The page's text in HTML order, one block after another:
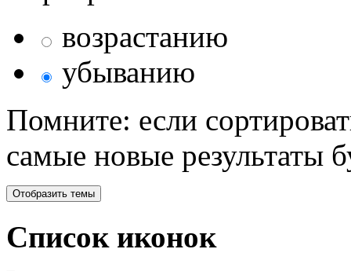
возрастанию
убыванию
Помните: если
самые новые результаты
Список иконок